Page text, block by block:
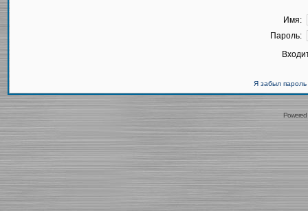
Имя:
Пароль:
Я забыл пароль